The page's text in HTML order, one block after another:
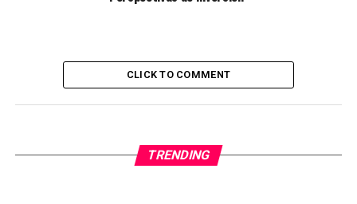
CLICK TO COMMENT
TRENDING